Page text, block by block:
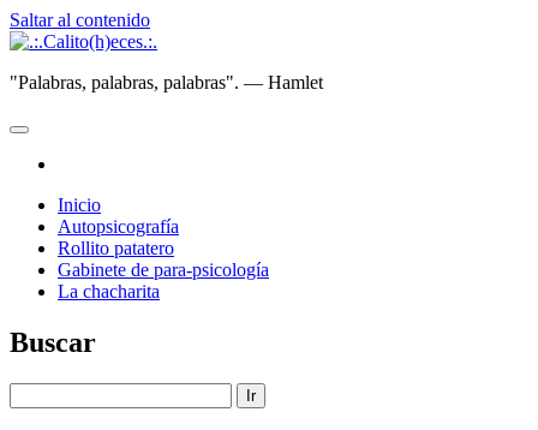
Saltar al contenido
.:.Calito(h)eces.:.
"Palabras, palabras, palabras". — Hamlet
abrir
principal
Inicio
Autopsicografía
Rollito patatero
Gabinete de para-psicología
La chacharita
Barra
Buscar